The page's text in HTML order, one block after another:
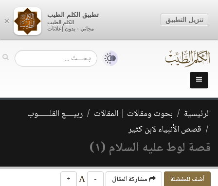
الرئيسية بحوث ومقالات | المقالات
ربيــــع القلــــــوب
قصص الأنبياء لابن كثير
قصة لوط عليه السلام (١)
أضف للمفضلة مشاركة المقال -
+
×
تطبيق الكلم الطيب
الكلم الطيب
مجاني - بدون إعلانات
تنزيل التطبيق